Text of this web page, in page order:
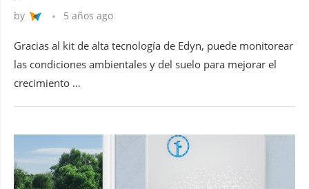
by 5 años ago
Gracias al kit de alta tecnología de Edyn, puede monitorear
las condiciones ambientales y del suelo para mejorar el
crecimiento …